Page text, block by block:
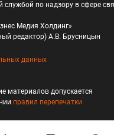
службой по надзору в сфере
Медия Холдинг»
редактор) А.В. Брусницын
данных
материалов допускается
правил перепечатки